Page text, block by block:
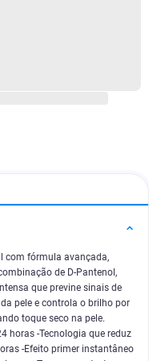
com fórmula avançada,
de D-Pantenol,
que previne sinais de
pele e controla o brilho por
toque seco na pele.
horas -Tecnologia que reduz
-Efeito primer instantâneo